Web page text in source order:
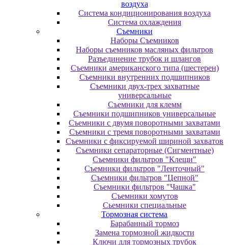
воздуха
Система кондиционирования воздуха
Система охлаждения
Съемники
Наборы Съемников
Наборы съемников масляных фильтров
Разъединение трубок и шлангов
Съемники американского типа (шестерен)
Съемники внутренних подшипников
Съемники двух-трех захватные
универсальные
Съемники для клемм
Съемники подшипников универсальные
Съемники с двумя поворотными захватами
Съемники с тремя поворотными захватами
Съемники с фиксируемой шириной захватов
Съемники сепараторные (Сигментные)
Съемники фильтров "Клещи"
Съемники фильтров "Ленточный"
Съемники фильтров "Цепной"
Съемники фильтров "Чашка"
Съемники хомутов
Сьемники специальные
Тормозная система
Барабанный тормоз
Замена тормозной жидкости
Ключи для тормозных трубок